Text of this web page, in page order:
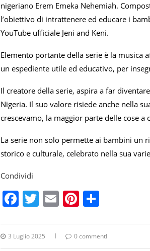
nigeriano Erem Emeka Nehemiah.
l’obiettivo di intrattenere ed educare i
YouTube ufficiale Jeni and Keni.
Elemento portante della serie è la musica
un espediente utile ed educativo, per
Il creatore della serie, aspira a far
Nigeria. Il suo valore risiede anche nella
crescevamo, la maggior parte delle cose
La serie non solo permette ai bambini un
storico e culturale, celebrato nella sua
Condividi
Facebook
Twitter
EmailPinterest
3 Luglio 2025 0 commentI